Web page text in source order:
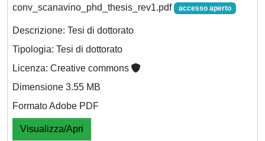
conv_scanavino_phd_thesis_rev1.pdf accesso aperto
Descrizione: Tesi di dottorato
Tipologia: Tesi di dottorato
Licenza: Creative commons
Dimensione 3.55 MB
Formato Adobe PDF
Visualizza/Apri